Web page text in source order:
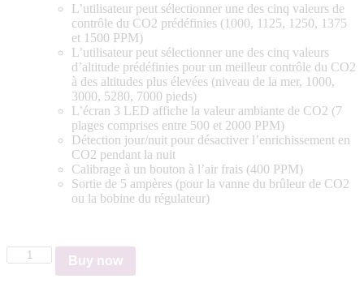
L’utilisateur peut sélectionner une des cinq valeurs de
contrôle du CO2 prédéfinies (1000, 1125, 1250, 1375
et 1500 PPM)
L’utilisateur peut sélectionner une des cinq valeurs
d’altitude prédéfinies pour un meilleur contrôle du CO2
à des altitudes plus élevées (niveau de la mer, 1000,
3000, 5280, 7000 pieds)
L’écran 3 LED affiche la valeur ambiante de CO2 (7
plages comprises entre 500 et 2000 PPM)
Détection jour/nuit pour désactiver l’enrichissement en
CO2 pendant la nuit
Calibrage à un bouton à l’air frais (400 PPM)
Sortie de 5 ampères (pour la vanne du brûleur de CO2
ou la bobine du régulateur)
CO2
Buy now